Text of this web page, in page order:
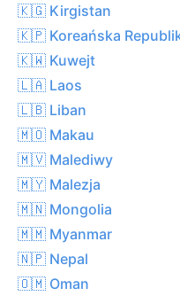
🇰🇬 Kirgistan
🇰🇵 Koreańska
🇰🇼 Kuwejt
🇱🇦 Laos
🇱🇧 Liban
🇲🇴 Makau
🇲🇻 Malediwy
🇲🇾 Malezja
🇲🇳 Mongolia
🇲🇲 Myanmar
🇳🇵 Nepal
🇴🇲 Oman